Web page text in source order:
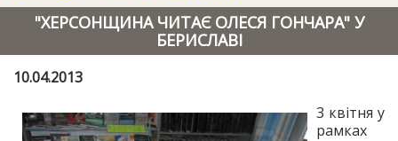
"ХЕРСОНЩИНА ЧИТАЄ ОЛЕСЯ ГОНЧАРА" У
БЕРИСЛАВІ
10.04.2013
3 квітня у
рамках